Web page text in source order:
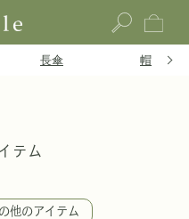
長傘 帽子
テム
他のアイテム